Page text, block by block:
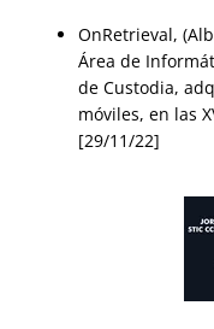
OnRetrieval,
Área de
de Custodia,
móviles, en las
[29/11/22]